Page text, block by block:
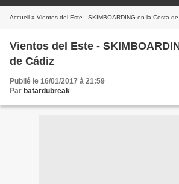
Accueil » Vientos del Este - SKIMBOARDING en la Costa
Vientos del Este -
de Cádiz
Publié le 16/01/2017 à 21:59
Par batardubreak